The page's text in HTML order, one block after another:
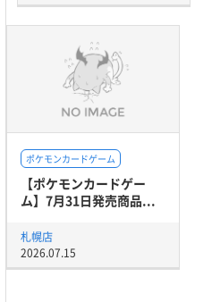
ポケモンカードゲーム
【ポケモンカードゲー
ム】7月31日発売商品...
札幌店
2026.07.15